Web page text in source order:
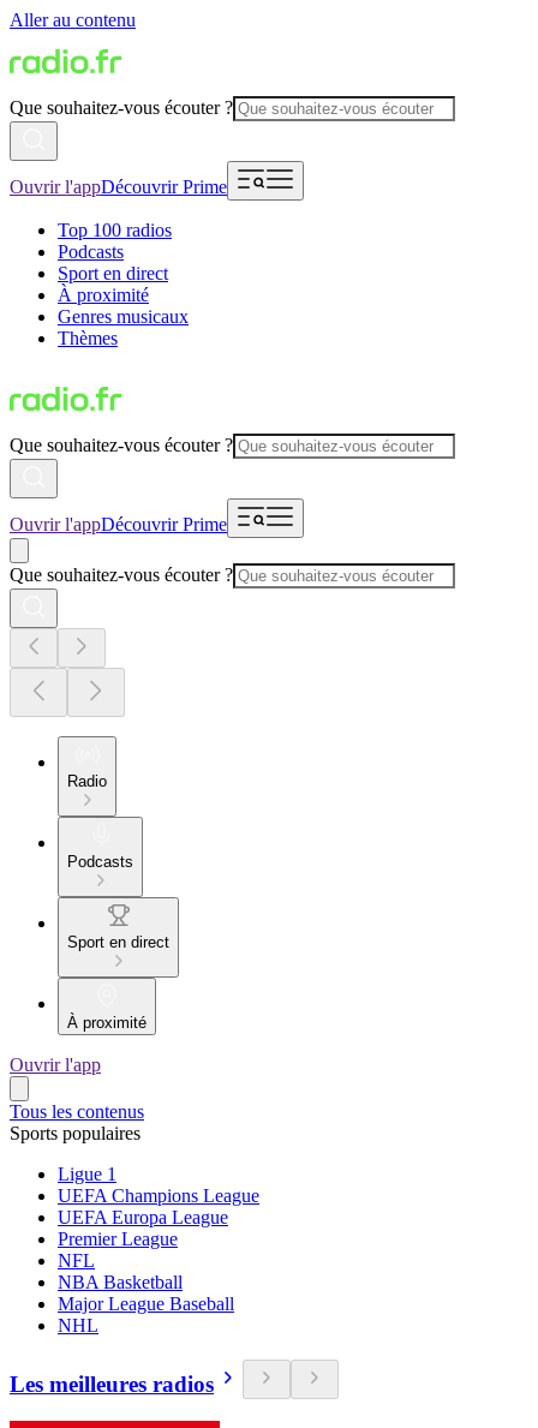
Aller au contenu
Que souhaitez-vous écouter ?
Ouvrir l'appDécouvrir Prime
Top 100 radios
Podcasts
Sport en direct
À proximité
Genres musicaux
Thèmes
Que souhaitez-vous écouter ?
Ouvrir l'appDécouvrir Prime
Que souhaitez-vous écouter ?
Radio
Podcasts
Sport en direct
À proximité
Ouvrir l'app
Tous les contenus
Sports populaires
Ligue 1
UEFA Champions League
UEFA Europa League
Premier League
NFL
NBA Basketball
Major League Baseball
NHL
Les meilleures radios